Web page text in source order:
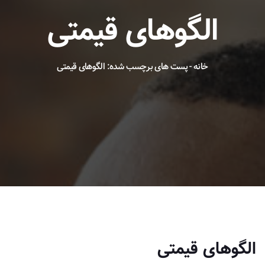
الگوهای قیمتی
خانه-پست های برچسب شده: الگوهای قیمتی
الگوهای قیمتی